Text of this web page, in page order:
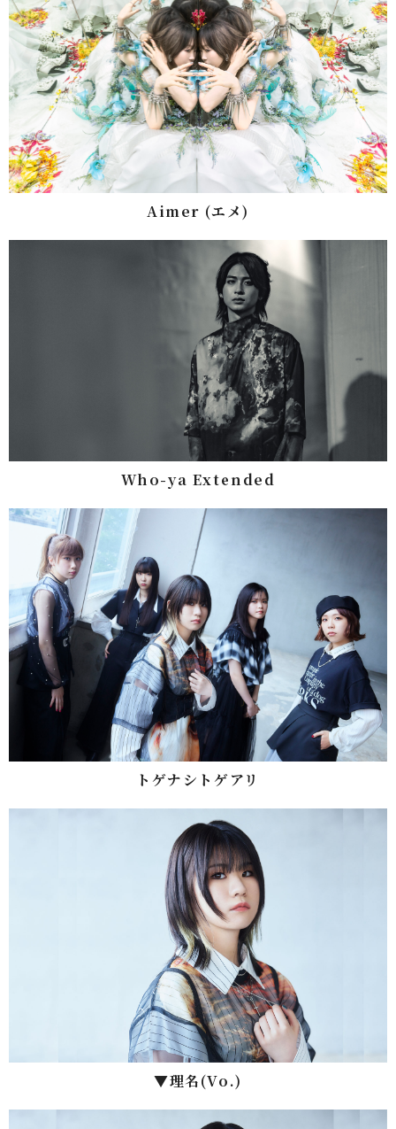
Aimer (エメ)
Who-ya Extended
トゲナシトゲアリ
▼理名(Vo.)